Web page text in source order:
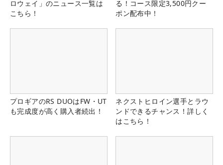
ロウェイ」のニュース一覧は
こちら！
る！コース限定3,500円クー
ポン配布中！
プロギアのRS DUOはFW・UT
も完成度が高く購入者続出！
ネクストヒロイン選手とラウ
ンドできるチャンス！詳しく
はこちら！